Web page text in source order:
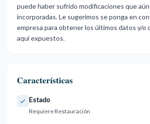
‌puede ‌haber ‌sufrido ‌modificaciones que
‌incorporadas. Le ‌sugerimos ‌se ‌ponga ‌en
empresa ‌para obtener los ‌últimos ‌datos ‌y/o
‌aquí ‌expuestos.
Características
Estado
Requiere Restauración